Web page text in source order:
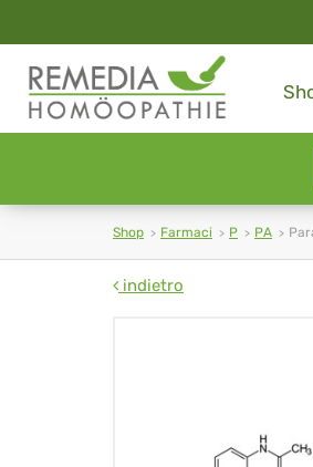
Shop Farmaci P PA
indietro